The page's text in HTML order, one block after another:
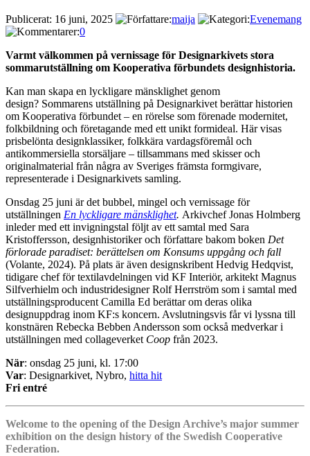
Publicerat: 16 juni, 2025 maija
Evenemang
0
Varmt välkommen på vernissage för Designarkivets stora
sommarutställning om Kooperativa förbundets designhistoria.
Kan man skapa en lyckligare mänsklighet genom
design? Sommarens utställning på Designarkivet berättar historien
om Kooperativa förbundet – en rörelse som förenade modernitet,
folkbildning och företagande med ett unikt formideal. Här visas
prisbelönta designklassiker, folkkära vardagsföremål och
antikommersiella storsäljare – tillsammans med skisser och
originalmaterial från några av Sveriges främsta formgivare,
representerade i Designarkivets samling.
Onsdag 25 juni är det bubbel, mingel och vernissage för
utställningen En lyckligare mänsklighet. Arkivchef Jonas Holmberg
inleder med ett invigningstal följt av ett samtal med Sara
Kristoffersson, designhistoriker och författare bakom boken Det
förlorade paradiset: berättelsen om Konsums uppgång och fall
(Volante, 2024). På plats är även designskribent Hedvig Hedqvist,
tidigare chef för textilavdelningen vid KF Interiör, arkitekt Magnus
Silfverhielm och industridesigner Rolf Herrström som i samtal med
utställningsproducent Camilla Ed berättar om deras olika
designuppdrag inom KF:s koncern. Avslutningsvis får vi lyssna till
konstnären Rebecka Bebben Andersson som också medverkar i
utställningen med collageverket Coop från 2023.
När: onsdag 25 juni, kl. 17:00
Var: Designarkivet, Nybro, hitta hit
Fri entré
Welcome to the opening of the Design Archive’s major summer
exhibition on the design history of the Swedish Cooperative
Federation.